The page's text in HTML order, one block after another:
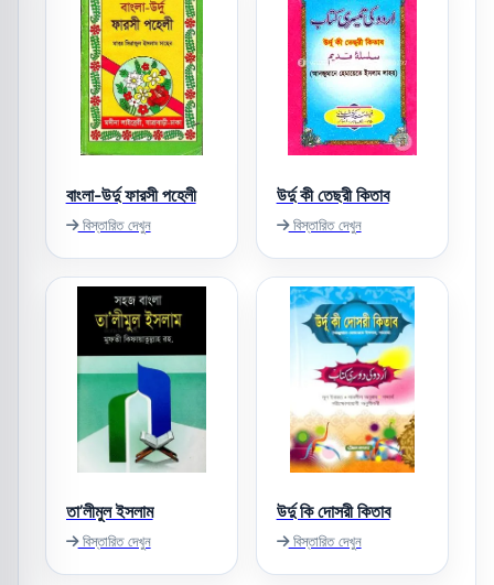
বাংলা-উর্দু ফারসী পহেলী
বিস্তারিত দেখুন
উর্দু কী তেছরী কিতাব
বিস্তারিত দেখুন
তা’লীমুল ইসলাম
বিস্তারিত দেখুন
উর্দু কি দোসরী কিতাব
বিস্তারিত দেখুন